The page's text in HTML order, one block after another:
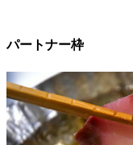
パートナー枠